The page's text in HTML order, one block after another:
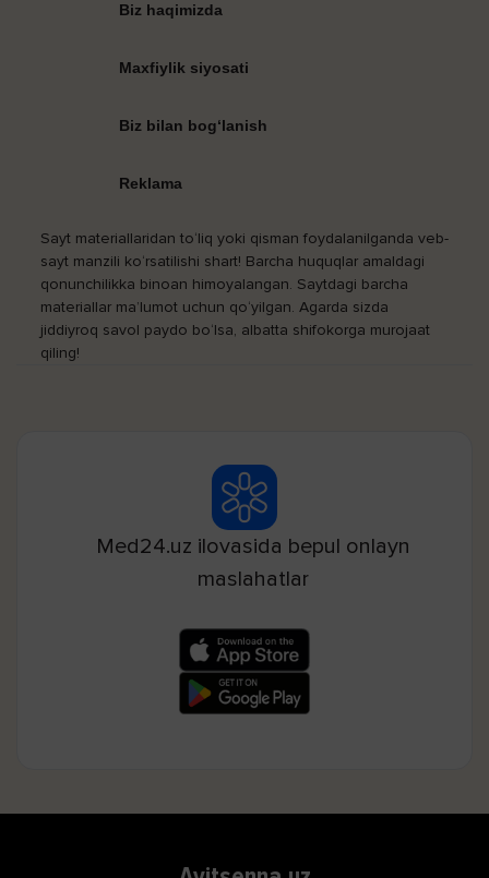
Biz haqimizda
Maxfiylik siyosati
Biz bilan bog‘lanish
Reklama
Sayt materiallaridan to‘liq yoki qisman foydalanilganda veb-
sayt manzili ko‘rsatilishi shart! Barcha huquqlar amaldagi
qonunchilikka binoan himoyalangan. Saytdagi barcha
materiallar ma’lumot uchun qo‘yilgan. Agarda sizda
jiddiyroq savol paydo bo‘lsa, albatta shifokorga murojaat
qiling!
Med24.uz ilovasida bepul onlayn
maslahatlar